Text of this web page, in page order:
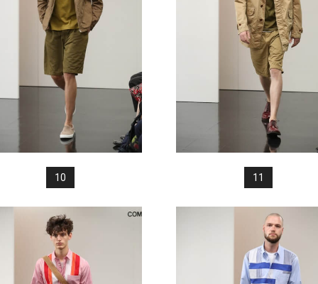
10 11